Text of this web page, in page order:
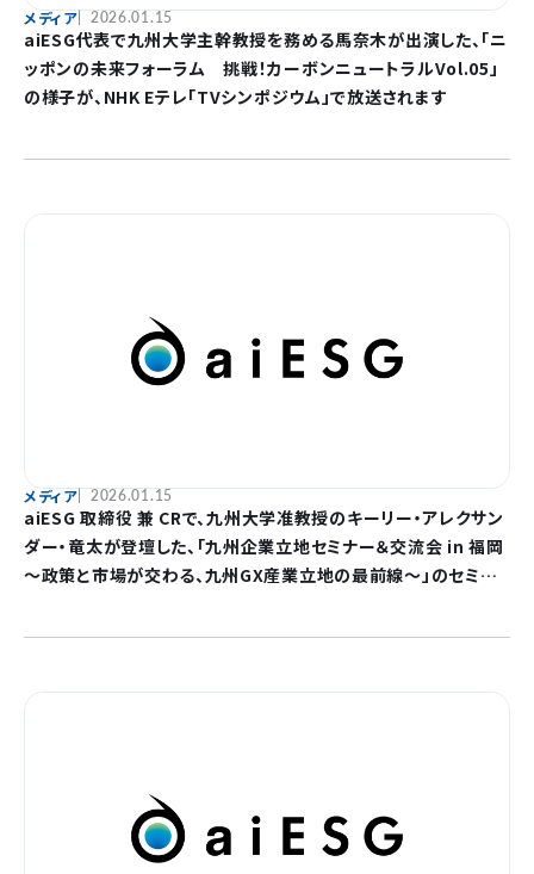
メディア 2026.01.15
aiESG代表で九州大学主幹教授を務める馬奈木が出演した、「ニ
ッポンの未来フォーラム 挑戦！カーボンニュートラルVol.05」
の様子が、NHK Eテレ「TVシンポジウム」で放送されます
メディア 2026.01.15
aiESG 取締役 兼 CRで、九州大学准教授のキーリー・アレクサン
ダー・竜太が登壇した、「九州企業立地セミナー＆交流会 in 福岡
～政策と市場が交わる、九州GX産業立地の最前線～」のセミナ